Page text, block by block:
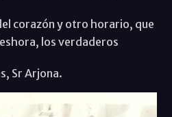
corazón y otro horario, que
los verdaderos
Sr Arjona.